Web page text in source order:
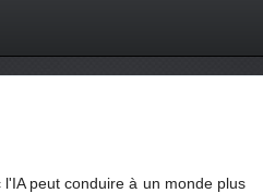
peut conduire à un monde plus